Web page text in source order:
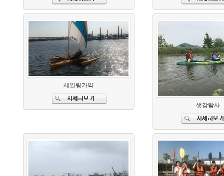
세일링카약
샛강탐사